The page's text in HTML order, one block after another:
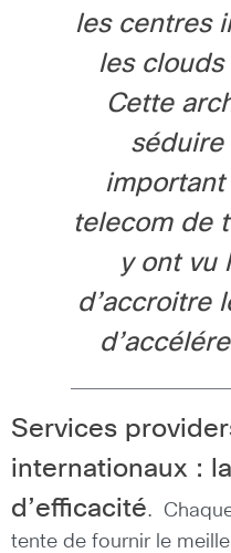
les centres
les clouds
Cette
séduire
important
telecom de
y ont vu
d’accroitre
Services
internationaux :
d’efficacité.
tente de fournir le